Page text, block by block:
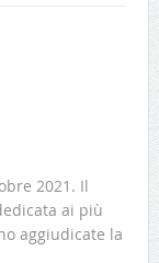
2021. Il
ai più
aggiudicate la